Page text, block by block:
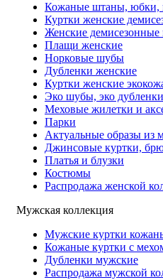
Кожаные штаны, юбки,
Куртки женские
Женские демисезонные
Плащи женские
Норковые шубы
Дубленки женские
Куртки женские
Эко шубы, эко дубленки
Меховые жилетки и
Парки
Актуальные образы из
Джинсовые куртки,
Платья и блузки
Костюмы
Распродажа женской
Мужская коллекция
Мужские куртки
Кожаные куртки с
Дубленки мужские
Распродажа мужской